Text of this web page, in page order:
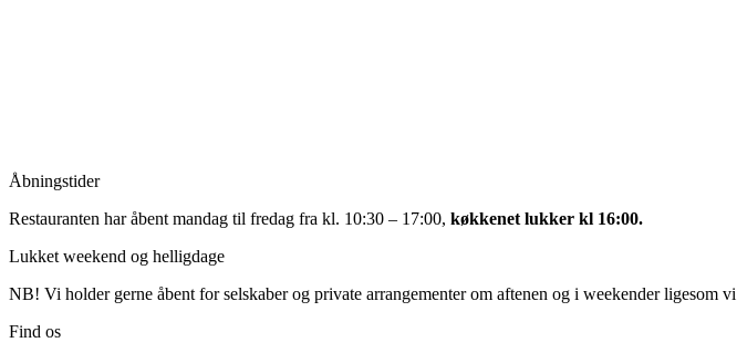
Åbningstider
Restauranten har åbent mandag til fredag fra kl. 10:30 – 17:00, køkkenet lukker kl 16:00.
Lukket weekend og helligdage
NB! Vi holder gerne åbent for selskaber og private arrangementer om aftenen og i weekender ligesom
Find os